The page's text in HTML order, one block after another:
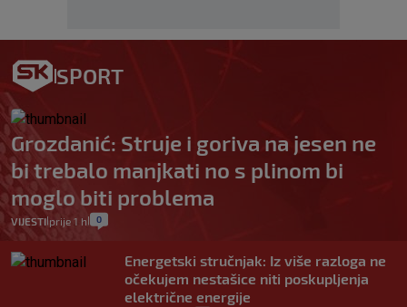
SPORT
Grozdanić: Struje i goriva na jesen ne
bi trebalo manjkati no s plinom bi
moglo biti problema
VIJESTI prije 1 h 0
Energetski stručnjak: Iz više razloga ne
očekujem nestašice niti poskupljenja
električne energije